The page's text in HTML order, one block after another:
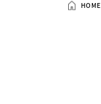
HOME